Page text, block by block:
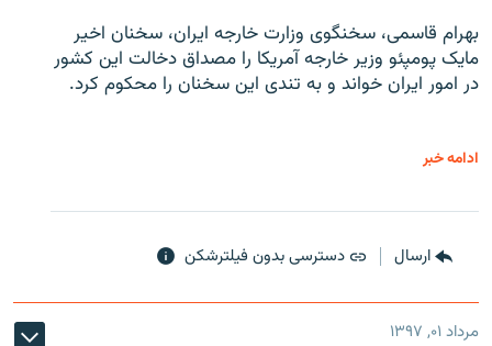
بهرام قاسمی، سخنگوی وزارت خارجه ایران، سخنان اخیر
مایک پومپئو وزیر خارجه آمریکا را مصداق دخالت این کشور
در امور ایران خواند و به تندی این سخنان را محکوم کرد.
ادامه خبر
ارسال دسترسی بدون فیلترشکن
مرداد ۰۱, ۱۳۹۷